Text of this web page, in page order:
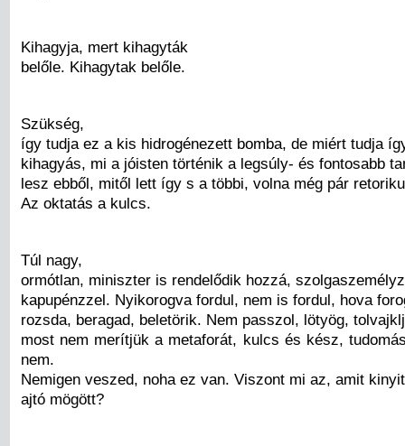
Kihagyja, mert kihagyták
belőle. Kihagytak belőle.
Szükség,
így tudja ez a kis hidrogénezett bomba, de miért tudja
kihagyás, mi a jóisten történik a legsúly- és fontosabb
lesz ebből, mitől lett így s a többi, volna még pár
Az oktatás a kulcs.
Túl nagy,
ormótlan, miniszter is rendelődik hozzá,
kapupénzzel. Nyikorogva fordul, nem is fordul, hova
rozsda, beragad, beletörik. Nem passzol, lötyög,
most nem merítjük a metaforát, kulcs és kész,
nem.
Nemigen veszed, noha ez van. Viszont mi az, amit
ajtó mögött?